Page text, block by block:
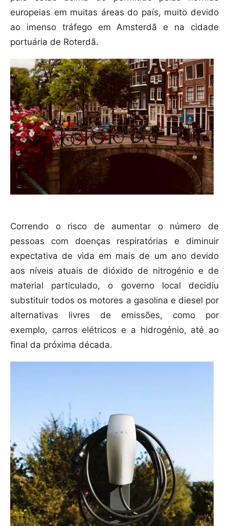
europeias em muitas áreas do país, muito devido
ao imenso tráfego em Amsterdã e na cidade
portuária de Roterdã.
Correndo o risco de aumentar o número de
pessoas com doenças respiratórias e diminuir
expectativa de vida em mais de um ano devido
aos níveis atuais de dióxido de nitrogénio e de
material particulado, o governo local decidiu
substituir todos os motores a gasolina e diesel por
alternativas livres de emissões, como por
exemplo, carros elétricos e a hidrogénio, até ao
final da próxima década.